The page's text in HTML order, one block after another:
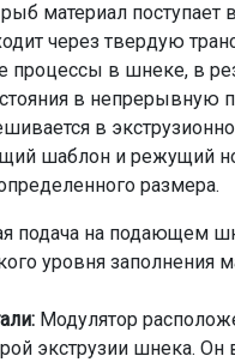
материал поступает
через твердую
в шнеке, в
в непрерывную
в
шаблон и режущий
размера.
подача на подающем
уровня заполнения
Модулятор
экструзии шнека. Он